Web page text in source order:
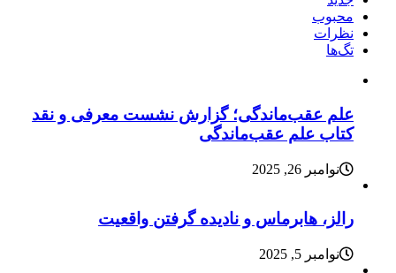
محبوب
نظرات
تگ‌ها
علم عقب‌ماندگی؛ گزارش نشست معرفی و نقد
کتاب علم عقب‌ماندگی
نوامبر 26, 2025
رالز، هابرماس و نادیده گرفتن واقعیت
نوامبر 5, 2025